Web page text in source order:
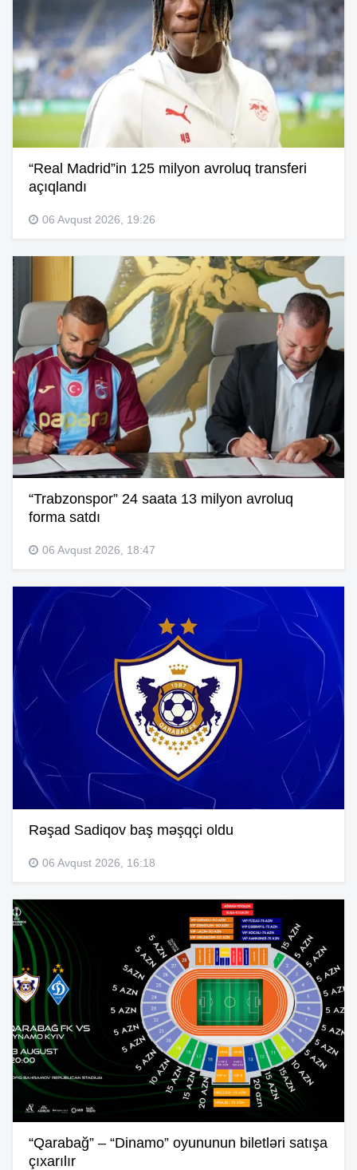
“Real Madrid”in 125 milyon avroluq transferi
açıqlandı
06 Avqust 2026, 19:26
“Trabzonspor” 24 saata 13 milyon avroluq
forma satdı
06 Avqust 2026, 18:47
Rəşad Sadiqov baş məşqçi oldu
06 Avqust 2026, 16:18
“Qarabağ” – “Dinamo” oyununun biletləri satışa
çıxarılır